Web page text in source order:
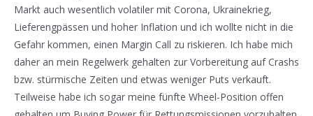
Markt auch wesentlich volatiler mit Corona, Ukrainekrieg,
Lieferengpässen und hoher Inflation und ich wollte nicht in die
Gefahr kommen, einen Margin Call zu riskieren. Ich habe mich
daher an mein Regelwerk gehalten zur Vorbereitung auf Crashs
bzw. stürmische Zeiten und etwas weniger Puts verkauft.
Teilweise habe ich sogar meine fünfte Wheel-Position offen